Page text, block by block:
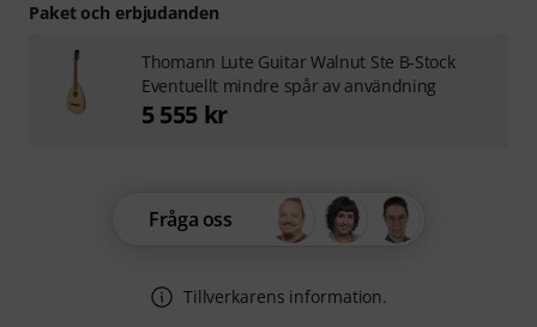
Fråga oss
Tillverkarens information.
Paket och erbjudanden
Thomann Lute Guitar Walnut Ste B-Stock
Eventuellt mindre spår av användning
5 555 kr